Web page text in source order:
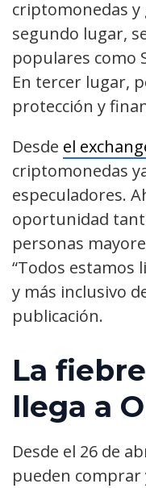
criptomonedas y
segundo lugar,
populares como
En tercer lugar,
protección y
Desde el
criptomonedas
especuladores.
oportunidad
personas
“Todos
y más inclusivo
publicación.
La
llega a
Desde el 26 de
pueden comprar